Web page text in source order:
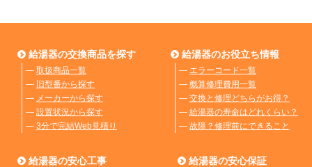
給湯器の交換商品を探す
― 取扱商品一覧
― 旧型番から探す
― メーカーから探す
― 設置状況から探す
― 3分で完結Web見積り
給湯器のお役立ち情報
― エラーコード一覧
― 概算修理費用一覧
― 交換と修理どちらがお得？
― 給湯器の寿命はどれくらい？
― 故障？修理前にできること
給湯器の安心工事 給湯器の安心保証